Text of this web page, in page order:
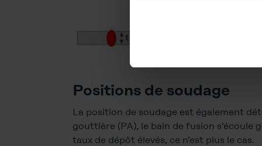
Positions de soudage
La position de soudage est également
gouttière (PA), le bain de fusion s’écoule
taux de dépôt élevés, ce n’est plus le cas.